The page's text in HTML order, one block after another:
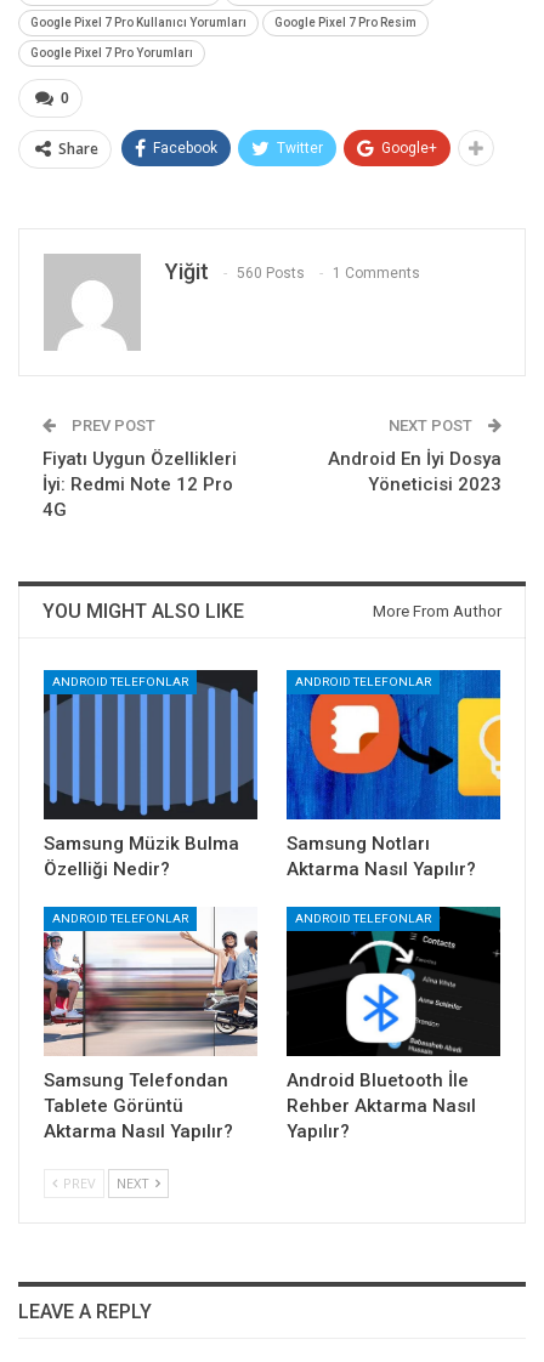
Google Pixel 7 Pro Kullanıcı Yorumları Google Pixel 7 Pro Resim
Google Pixel 7 Pro Yorumları
0
Share Facebook Twitter Google+
Yiğit 560 Posts 1 Comments
PREV POST
Fiyatı Uygun Özellikleri
İyi: Redmi Note 12 Pro
4G
NEXT POST
Android En İyi Dosya
Yöneticisi 2023
YOU MIGHT ALSO LIKE More From Author
ANDROID TELEFONLAR
Samsung Müzik Bulma
Özelliği Nedir?
ANDROID TELEFONLAR
Samsung Notları
Aktarma Nasıl Yapılır?
ANDROID TELEFONLAR
Samsung Telefondan
Tablete Görüntü
Aktarma Nasıl Yapılır?
ANDROID TELEFONLAR
Android Bluetooth İle
Rehber Aktarma Nasıl
Yapılır?
PREV NEXT
LEAVE A REPLY